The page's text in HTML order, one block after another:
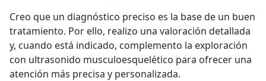
Creo que un diagnóstico preciso es la base de un buen
tratamiento. Por ello, realizo una valoración detallada
y, cuando está indicado, complemento la exploración
con ultrasonido musculoesquelético para ofrecer una
atención más precisa y personalizada.